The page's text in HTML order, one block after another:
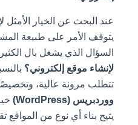
عند البحث عن الخيار الأمثل
يتوقف الأمر على طبيعة
السؤال الذي يشغل بال
لإنشاء موقع إلكتروني؟بالنسبة
تتطلب مرونة عالية، وتخصيصًا
ووردبريس (WordPress)
يتيح بناء أي نوع من المواقع